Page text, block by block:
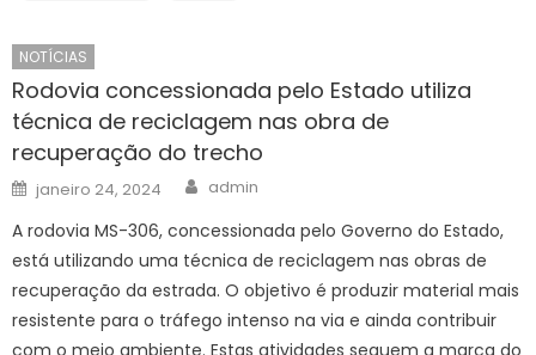
NOTÍCIAS
Rodovia concessionada pelo Estado utiliza
técnica de reciclagem nas obra de
recuperação do trecho
Posted
on
janeiro 24, 2024 Author
admin
A rodovia MS-306, concessionada pelo Governo do Estado,
está utilizando uma técnica de reciclagem nas obras de
recuperação da estrada. O objetivo é produzir material mais
resistente para o tráfego intenso na via e ainda contribuir
com o meio ambiente. Estas atividades seguem a marca do